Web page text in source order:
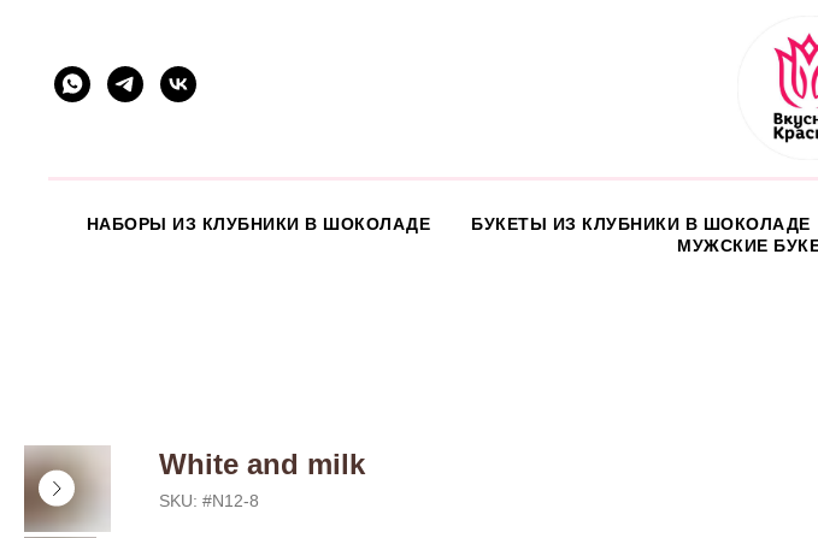
НАБОРЫ ИЗ КЛУБНИКИ В ШОКОЛАДЕ БУКЕТЫ ИЗ КЛУБНИКИ В ШОКОЛАДЕ
МУЖСКИЕ
White and milk
SKU: #N12-8